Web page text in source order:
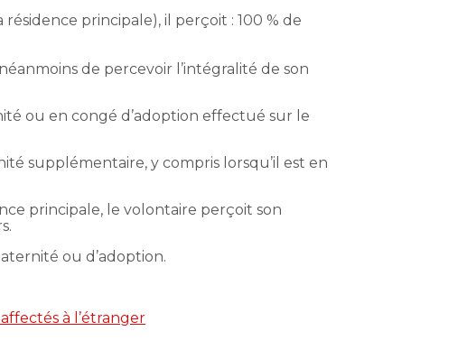
résidence principale), il perçoit : 100 % de
de percevoir l’intégralité de son
ou en congé d’adoption effectué sur le
supplémentaire, y compris lorsqu’il est en
principale, le volontaire perçoit son
ou d’adoption.
à l’étranger